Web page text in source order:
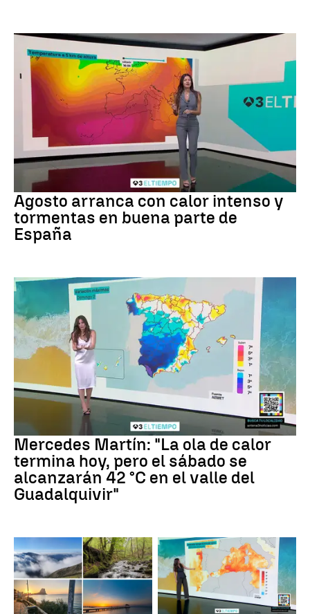
Tiempo
Agosto arranca con calor intenso y
tormentas en buena parte de
España
La previsión
Mercedes Martín: "La ola de calor
termina hoy, pero el sábado se
alcanzarán 42 °C en el valle del
Guadalquivir"
Tus imágenes Mares